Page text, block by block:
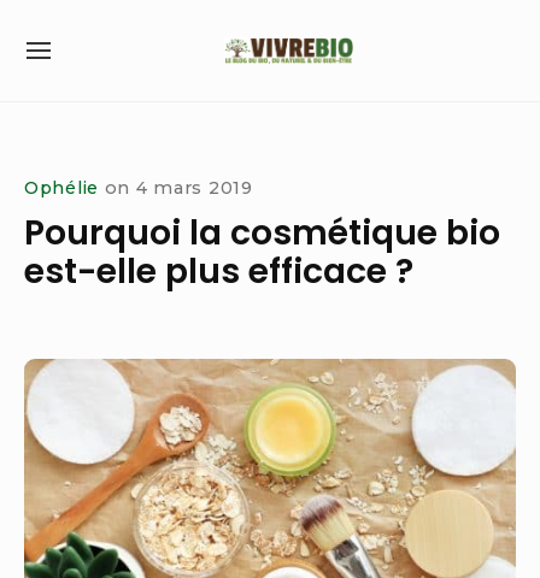
SITE
Ophélie on 4 mars 2019
Pourquoi la cosmétique bio
est-elle plus efficace ?